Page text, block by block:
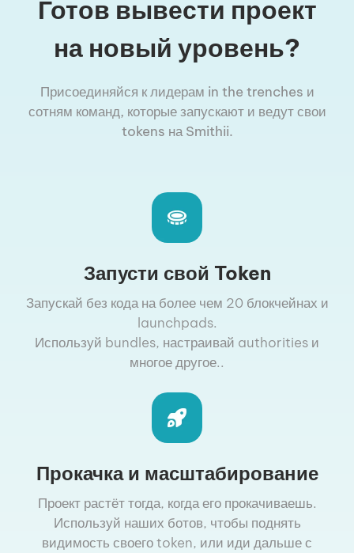
Готов вывести проект
на новый уровень?
Присоединяйся к лидерам in the trenches и
сотням команд, которые запускают и ведут свои
tokens на Smithii.
Запусти свой Token
Запускай без кода на более чем 20 блокчейнах и
launchpads.
Используй bundles, настраивай authorities и
многое другое..
Прокачка и масштабирование
Проект растёт тогда, когда его прокачиваешь.
Используй наших ботов, чтобы поднять
видимость своего token, или иди дальше с